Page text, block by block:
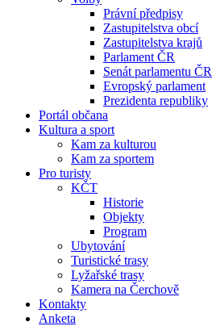
Právní předpisy
Zastupitelstva obcí
Zastupitelstva krajů
Parlament ČR
Senát parlamentu ČR
Evropský parlament
Prezidenta republiky
Portál občana
Kultura a sport
Kam za kulturou
Kam za sportem
Pro turisty
KČT
Historie
Objekty
Program
Ubytování
Turistické trasy
Lyžařské trasy
Kamera na Čerchově
Kontakty
Anketa